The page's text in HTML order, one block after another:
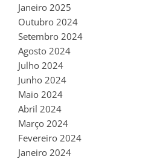
Janeiro 2025
Outubro 2024
Setembro 2024
Agosto 2024
Julho 2024
Junho 2024
Maio 2024
Abril 2024
Março 2024
Fevereiro 2024
Janeiro 2024